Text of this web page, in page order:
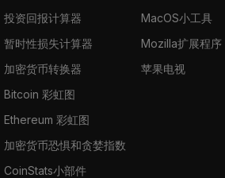
投资回报计算器
暂时性损失计算器
加密货币转换器
Bitcoin 彩虹图
Ethereum 彩虹图
加密货币恐惧和贪婪指数
CoinStats小部件
MacOS小工具
Mozilla扩展程序
苹果电视